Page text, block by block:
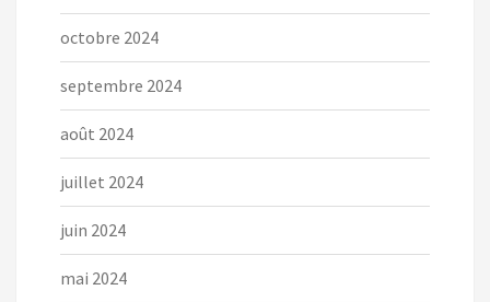
octobre 2024
septembre 2024
août 2024
juillet 2024
juin 2024
mai 2024